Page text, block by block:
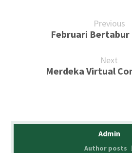
Previous
Februari
Next
Merdeka Virtual
Admin
Author posts